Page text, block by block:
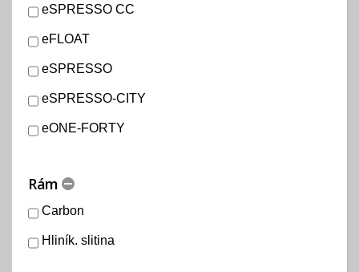
eSPRESSO CC
eFLOAT
eSPRESSO
eSPRESSO-CITY
eONE-FORTY
Rám
Carbon
Hliník. slitina